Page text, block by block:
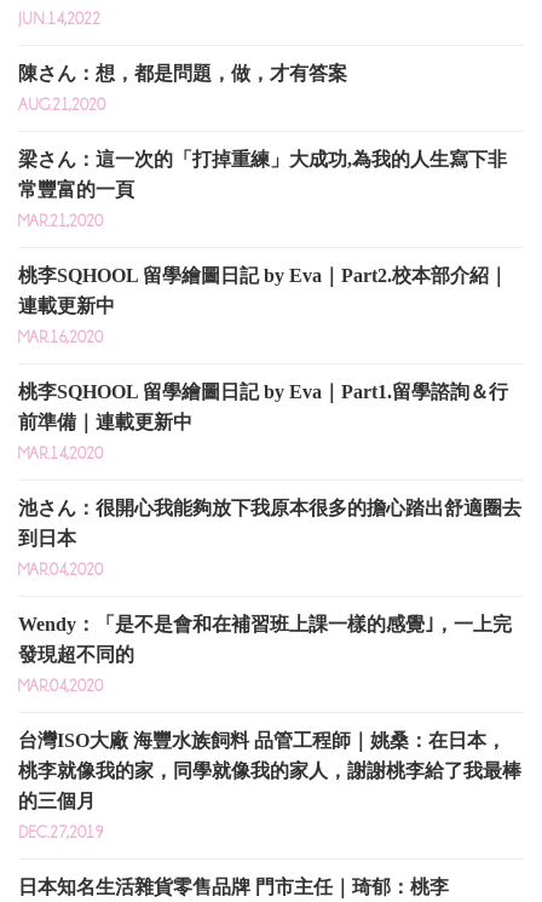
JUN.14,2022
陳さん：想，都是問題，做，才有答案
AUG.21,2020
梁さん：這一次的「打掉重練」大成功,為我的人生寫下非
常豐富的一頁
MAR.21,2020
桃李SQHOOL 留學繪圖日記 by Eva｜Part2.校本部介紹｜
連載更新中
MAR.16,2020
桃李SQHOOL 留學繪圖日記 by Eva｜Part1.留學諮詢＆行
前準備｜連載更新中
MAR.14,2020
池さん：很開心我能夠放下我原本很多的擔心踏出舒適圈去
到日本
MAR.04,2020
Wendy：「是不是會和在補習班上課一樣的感覺｣，一上完
發現超不同的
MAR.04,2020
台灣ISO大廠 海豐水族飼料 品管工程師｜姚桑：在日本，
桃李就像我的家，同學就像我的家人，謝謝桃李給了我最棒
的三個月
DEC.27,2019
日本知名生活雜貨零售品牌 門市主任｜琦郁：桃李